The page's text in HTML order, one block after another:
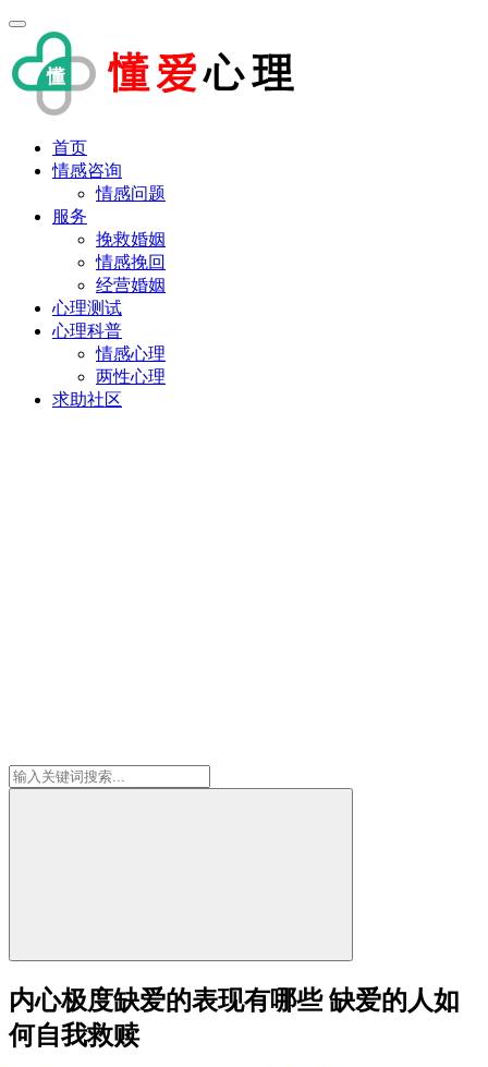
首页
情感咨询
情感问题
服务
挽救婚姻
情感挽回
经营婚姻
心理测试
心理科普
情感心理
两性心理
求助社区
内心极度缺爱的表现有哪些 缺爱的人如
何自我救赎